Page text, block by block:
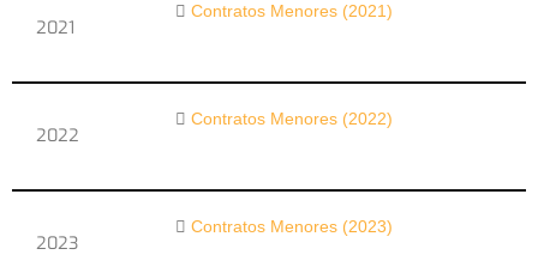
2021
Contratos Menores (2021)
2022
Contratos Menores (2022)
2023
Contratos Menores (2023)